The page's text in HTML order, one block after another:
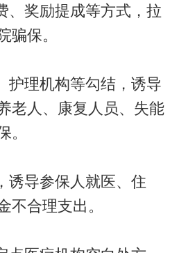
、奖励提成等方式，拉
骗保。
护理机构等勾结，诱导
老人、康复人员、失能
。
诱导参保人就医、住
不合理支出。